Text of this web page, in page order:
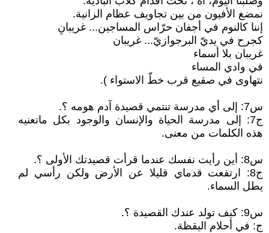
نمضغ الأفيون من بين تجاويف عظام الزانية.
إننا كالنوم في أجفان حرّاس المساجين... غريبانِ
كجرح في يديّ البرجوازيّ... غريبان
غريبان بلا أسماء
في وادي المساء
نتهاوى في صقيع قرب خطّ الاستواء ).
س7: إلى أي مدرسة تنتمي قصيدة آدم هومه ؟.
ج7: إلى مدرسة الحياة والإنسان والوجود بكل ماتعنيه
هذه الكلمات من معنى.
س8: أين رأيت نفسك عندما قرأت قصيدتك الأولى ؟.
ج8: ارتفعت قدماي قليلا عن الأرض ولكن رأسي لم
يطل السماء.
س9: كيف تولد عندك القصيدة ؟.
ج: في أحلام اليقظة.